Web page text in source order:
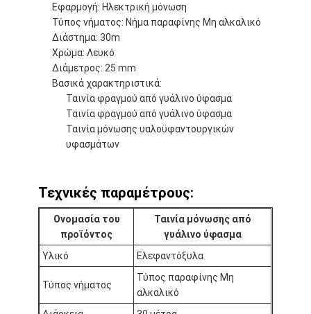
Γύρος εργοστασίων
Ποιοτικός έλεγχος
Μας ελάτε σε επαφή με
Συγκολλητική ταινία μόνωσης
Ανθεκτική στη θερμότητα ταινία μόνωσης
Κολλητική ταινία υφασμάτων γυαλιού
Κολλητική ταινία ταινιών Polyimide
Κολλητική ταινία φύλλων αλουμινίου αργιλίου
Εφαρμογή: Ηλεκτρική μόνωση
Τύπος νήματος: Νήμα παραφίνης Μη αλκαλικό
Διάστημα: 30m
Χρώμα: Λευκό
Διάμετρος: 25 mm
Βασικά χαρακτηριστικά:
Ταινία φραγμού από γυάλινο ύφασμα
Ταινία φραγμού από γυάλινο ύφασμα
Ταινία μόνωσης υαλοϋφαντουργικών
υφασμάτων
Τεχνικές παραμέτρους:
Ονομασία του
προϊόντος
Ταινία μόνωσης από
γυάλινο ύφασμα
Υλικό
Ελεφαντόξυλα
Τύπος νήματος
Τύπος παραφίνης Μη
αλκαλικό